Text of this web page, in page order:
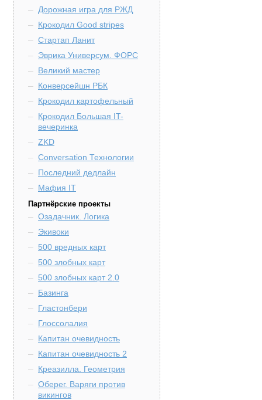
Дорожная игра для РЖД
Крокодил Good stripes
Стартап Ланит
Эврика Универсум. ФОРС
Великий мастер
Конверсейшн РБК
Крокодил картофельный
Крокодил Большая IT-
вечеринка
ZKD
Conversation Технологии
Последний дедлайн
Мафия IT
Партнёрские проекты
Озадачник. Логика
Экивоки
500 вредных карт
500 злобных карт
500 злобных карт 2.0
Базинга
Гластонбери
Глоссолалия
Капитан очевидность
Капитан очевидность 2
Креазилла. Геометрия
Оберег. Варяги против
викингов